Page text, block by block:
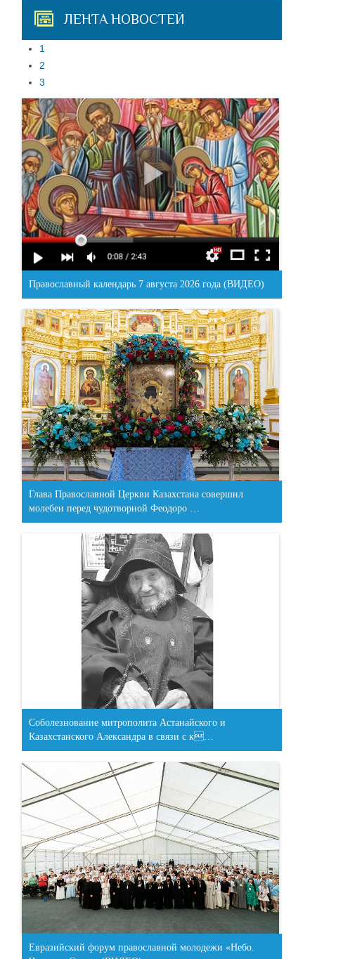
ЛЕНТА НОВОСТЕЙ
1
2
3
Православный календарь 7 августа 2026 года (ВИДЕО)
Глава Православной Церкви Казахстана совершил
молебен перед чудотворной Феодоро …
Соболезнование митрополита Астанайского и
Казахстанского Александра в связи с к…
Евразийский форум православной молодежи «Небо.